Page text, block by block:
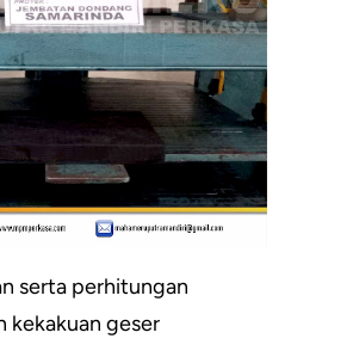
serta perhitungan
kekakuan geser